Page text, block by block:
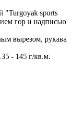
"Turgoyak sports
гор и надписью
вырезом, рукава
- 145 г/кв.м.